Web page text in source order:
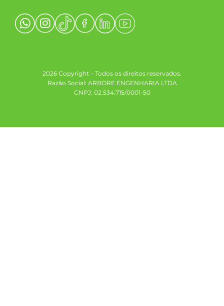
2026 Copyright – Todos os direitos reservados.
Razão Social: ARBORE ENGENHARIA LTDA
CNPJ: 02.534.715/0001-50